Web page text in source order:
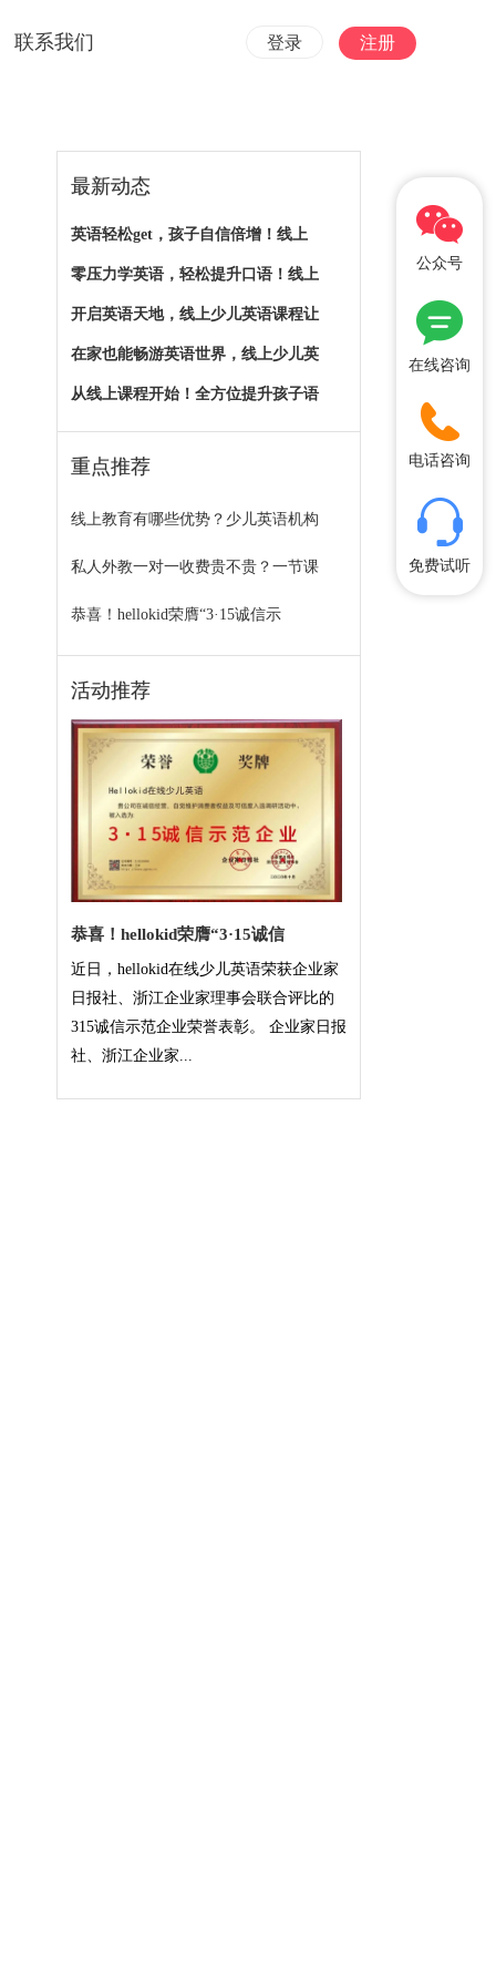
联系我们 登录 注册
最新动态
英语轻松get，孩子自信倍增！线上
零压力学英语，轻松提升口语！线上
开启英语天地，线上少儿英语课程让
在家也能畅游英语世界，线上少儿英
从线上课程开始！全方位提升孩子语
重点推荐
线上教育有哪些优势？少儿英语机构
私人外教一对一收费贵不贵？一节课
恭喜！hellokid荣膺“3·15诚信示
活动推荐
恭喜！hellokid荣膺“3·15诚信
近日，hellokid在线少儿英语荣获企业家
日报社、浙江企业家理事会联合评比的
315诚信示范企业荣誉表彰。 企业家日报
社、浙江企业家...
公众号
在线咨询
电话咨询
免费试听